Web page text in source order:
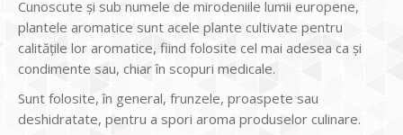
Cunoscute şi sub numele de mirodeniile lumii europene,
plantele aromatice sunt acele plante cultivate pentru
calitățile lor aromatice, fiind folosite cel mai adesea ca și
condimente sau, chiar în scopuri medicale.
Sunt folosite, în general, frunzele, proaspete sau
deshidratate, pentru a spori aroma produselor culinare.